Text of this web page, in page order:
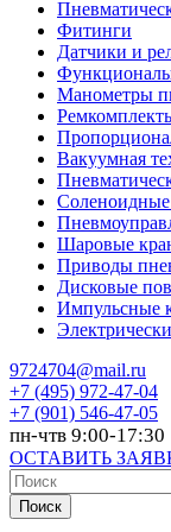
Фитинги
Датчики и
Манометры
Вакуумная
Шаровые
Приводы
Дисковые
Импульсные
9724704@mail.ru
+7 (495) 972-47-04
+7 (901) 546-47-05
пн-чтв 9:00-
ОСТАВИТЬ
Поиск